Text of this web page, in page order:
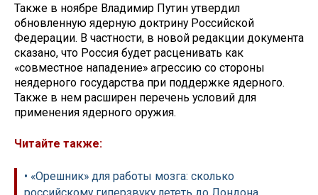
Также в ноябре Владимир Путин утвердил
обновленную ядерную доктрину Российской
Федерации. В частности, в новой редакции документа
сказано, что Россия будет расценивать как
«совместное нападение» агрессию со стороны
неядерного государства при поддержке ядерного.
Также в нем расширен перечень условий для
применения ядерного оружия.
Читайте также:
• «Орешник» для работы мозга: сколько